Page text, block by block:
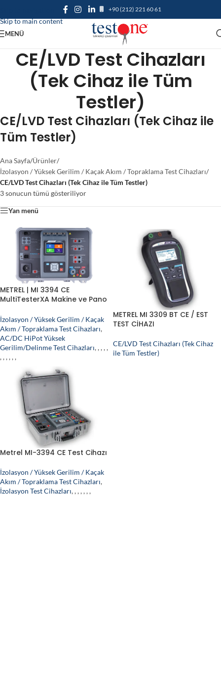
Skip to main content
+90 (212) 221 60 61
MENÜ
CE/LVD Test Cihazları
(Tek Cihaz ile Tüm
Testler)
CE/LVD Test Cihazları (Tek Cihaz ile
Tüm Testler)
Ana Sayfa/Ürünler/
İzolasyon / Yüksek Gerilim / Kaçak Akım / Topraklama Test Cihazları/
CE/LVD Test Cihazları (Tek Cihaz ile Tüm Testler)
3 sonucun tümü gösteriliyor
Yan menü
METREL | MI 3394 CE
MultiTesterXA Makine ve Pano
İzolasyon / Yüksek Gerilim / Kaçak
Akım / Topraklama Test Cihazları,
AC/DC HiPot Yüksek
Gerilim/Delinme Test Cihazları,,,,,
,,,,,,
METREL MI 3309 BT CE / EST
TEST CİHAZI
CE/LVD Test Cihazları (Tek Cihaz
ile Tüm Testler)
Metrel MI-3394 CE Test Cihazı
İzolasyon / Yüksek Gerilim / Kaçak
Akım / Topraklama Test Cihazları,
İzolasyon Test Cihazları,,,,,,,